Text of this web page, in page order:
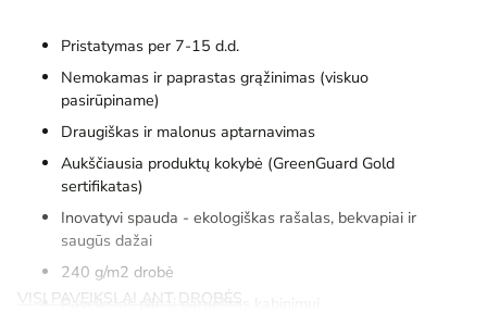
Pristatymas per 7-15 d.d.
Nemokamas ir paprastas grąžinimas (viskuo
pasirūpiname)
Draugiškas ir malonus aptarnavimas
Aukščiausia produktų kokybė (GreenGuard Gold
sertifikatas)
Inovatyvi spauda - ekologiškas rašalas, bekvapiai ir
saugūs dažai
240 g/m2 drobė
Paveikslas pilnai paruoštas kabinimui
VISI PAVEIKSLAI ANT DROBĖS